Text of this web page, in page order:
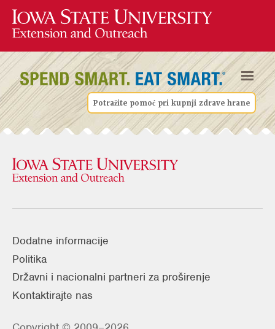
Potražite pomoć pri kupnji zdrave hrane
Dodatne informacije
Politika
Državni i nacionalni partneri za proširenje
Kontaktirajte nas